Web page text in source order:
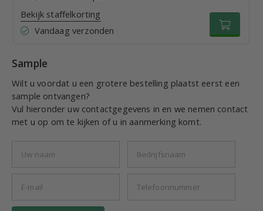
Bekijk staffelkorting
Vandaag verzonden
Sample
Wilt u voordat u een grotere bestelling plaatst eerst een
sample ontvangen?
Vul hieronder uw contactgegevens in en we nemen contact
met u op om te kijken of u in aanmerking komt.